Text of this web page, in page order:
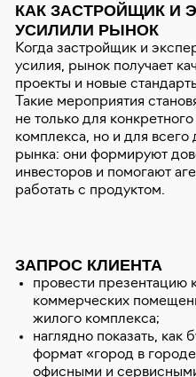
КАК ЗАСТРОЙЩИК И
УСИЛИЛИ РЫНОК
Когда застройщик и
усилия, рынок получает
проекты и новые
Такие мероприятия
не только для
комплекса, но и для всего
рынка: они формируют
инвесторов и помогают
работать с продуктом.
ЗАПРОС КЛИЕНТА
провести презентацию
коммерческих
жилого комплекса;
наглядно показать, как
формат «город в
офисными и